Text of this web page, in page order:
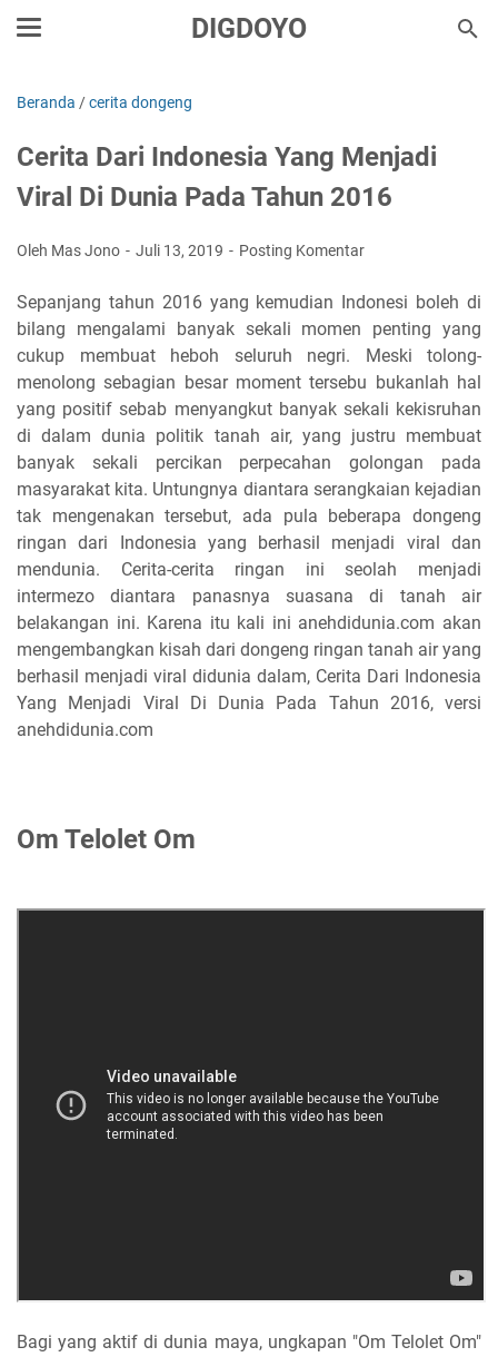
DIGDOYO
Beranda /cerita dongeng
Cerita Dari Indonesia Yang Menjadi
Viral Di Dunia Pada Tahun 2016
Oleh Mas Jono Juli 13, 2019 Posting Komentar
Sepanjang tahun 2016 yang kemudian Indonesi boleh di
bilang mengalami banyak sekali momen penting yang
cukup membuat heboh seluruh negri. Meski tolong-
menolong sebagian besar moment tersebu bukanlah hal
yang positif sebab menyangkut banyak sekali kekisruhan
di dalam dunia politik tanah air, yang justru membuat
banyak sekali percikan perpecahan golongan pada
masyarakat kita. Untungnya diantara serangkaian kejadian
tak mengenakan tersebut, ada pula beberapa dongeng
ringan dari Indonesia yang berhasil menjadi viral dan
mendunia. Cerita-cerita ringan ini seolah menjadi
intermezo diantara panasnya suasana di tanah air
belakangan ini. Karena itu kali ini anehdidunia.com akan
mengembangkan kisah dari dongeng ringan tanah air yang
berhasil menjadi viral didunia dalam, Cerita Dari Indonesia
Yang Menjadi Viral Di Dunia Pada Tahun 2016, versi
anehdidunia.com
Om Telolet Om
Bagi yang aktif di dunia maya, ungkapan "Om Telolet Om"